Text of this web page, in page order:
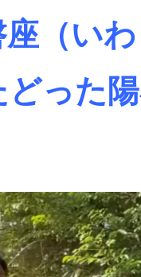
（い
どった